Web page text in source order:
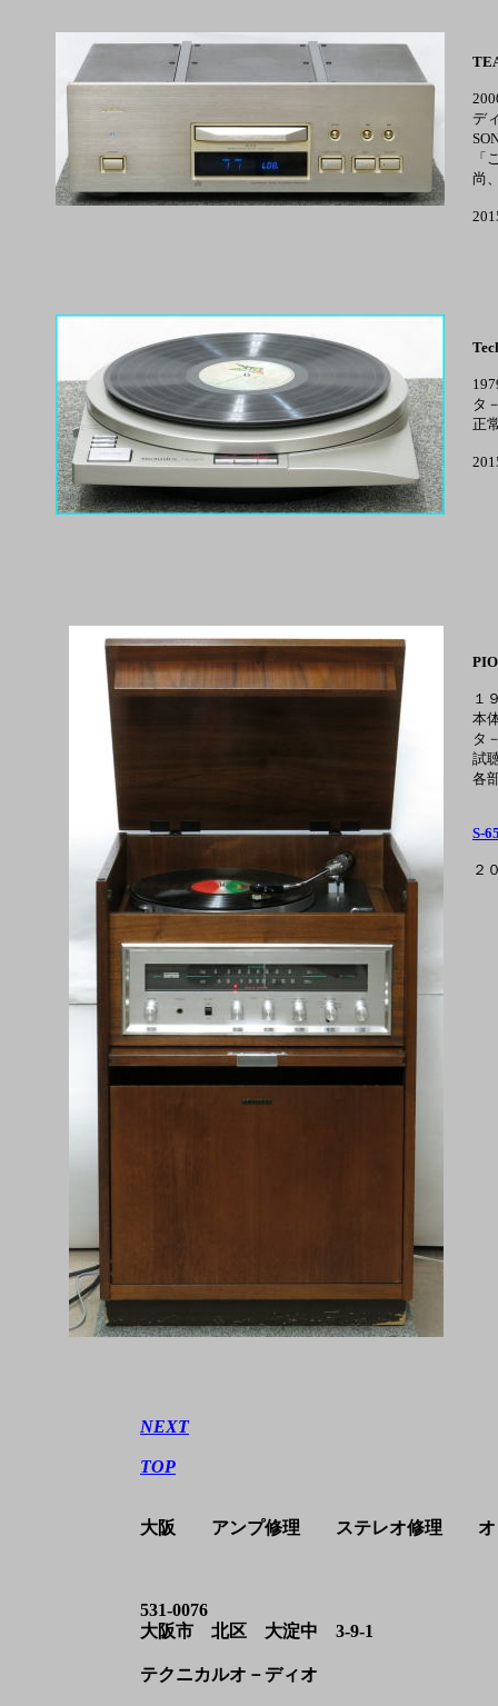
デ
「
尚
タ
正
１
本
タ
試
各
S-
２
NEXT
TOP
大阪 アンプ修理 ステレオ修理 オ－
531-0076
大阪市 北区 大淀中 3-9-1
テクニカルオ－ディオ